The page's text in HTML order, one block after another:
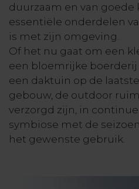
duurzaam en van goede
essentiële onderdelen
is met zijn omgeving.
Of het nu gaat om een
een bloemrijke
een daktuin op de
gebouw, de outdoor
verzorgd zijn, in
symbiose met de
het gewenste gebruik.